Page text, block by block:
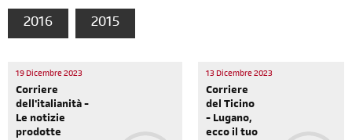
2016 2015
19 Dicembre 2023
Corriere
dell'italianità -
Le notizie
prodotte
13 Dicembre 2023
Corriere
del Ticino
- Lugano,
ecco il tuo